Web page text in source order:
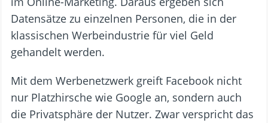
Datensätze zu einzelnen Personen, die in der
klassischen Werbeindustrie für viel Geld
gehandelt werden.
Mit dem Werbenetzwerk greift Facebook nicht
nur Platzhirsche wie Google an, sondern auch
die Privatsphäre der Nutzer. Zwar verspricht das